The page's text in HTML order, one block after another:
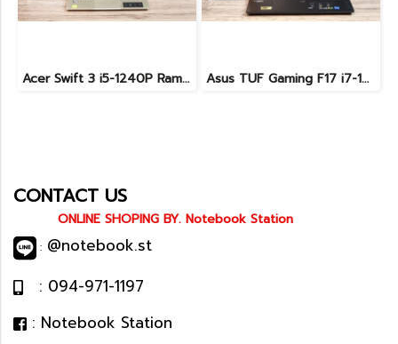
Acer Swift 3 i5-1240P Ram8 SSD512 จอ14 2k IPS สเปคสูง คีย์บอร์ดไฟ ดีไซน์สวย เรียบหรู บางเบา เครื่องพร้อมใช้งาน ขายเพียง 12,990.- Asus TUF Gaming F17 i7-12700H RTX4050 Ram16 SSD512 จอ17.3 144Hz เครื่องสวย จอใหญ่ สเปคแรง ครบกล่อง เพียง 34,990.-เท่านั้น
CONTACT US
ONLINE SHOPING BY. Notebook Station
: @notebook.st
: 094-971-1197
: Notebook Station